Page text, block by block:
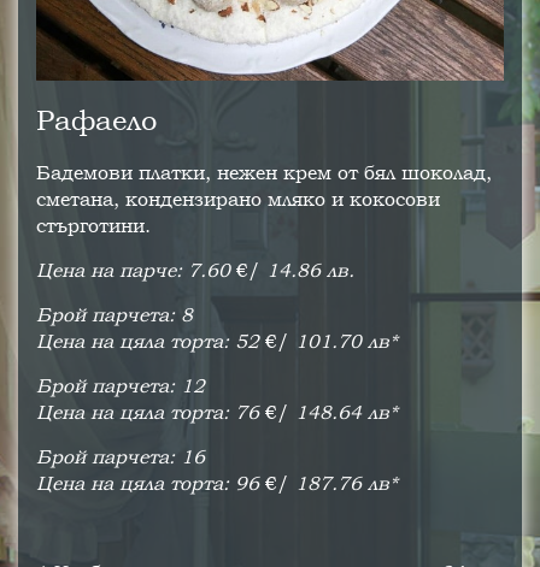
Рафаело
Бадемови платки, нежен крем от бял шоколад,
сметана, кондензирано мляко и кокосови
стърготини.
Цена на парче: 7.60 €/ 14.86 лв.
Брой парчета: 8
Цена на цяла торта: 52 €/ 101.70 лв*
Брой парчета: 12
Цена на цяла торта: 76 €/ 148.64 лв*
Брой парчета: 16
Цена на цяла торта: 96 €/ 187.76 лв*